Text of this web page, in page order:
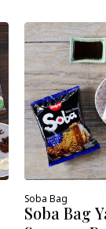
Soba Bag
Soba Bag